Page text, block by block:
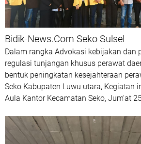
Bidik-News.Com Seko Sulsel
Dalam rangka Advokasi kebijakan dan
regulasi tunjangan khusus perawat
bentuk peningkatan kesejahteraan
Seko Kabupaten Luwu utara, Kegiatan
Aula Kantor Kecamatan Seko, Jum'at